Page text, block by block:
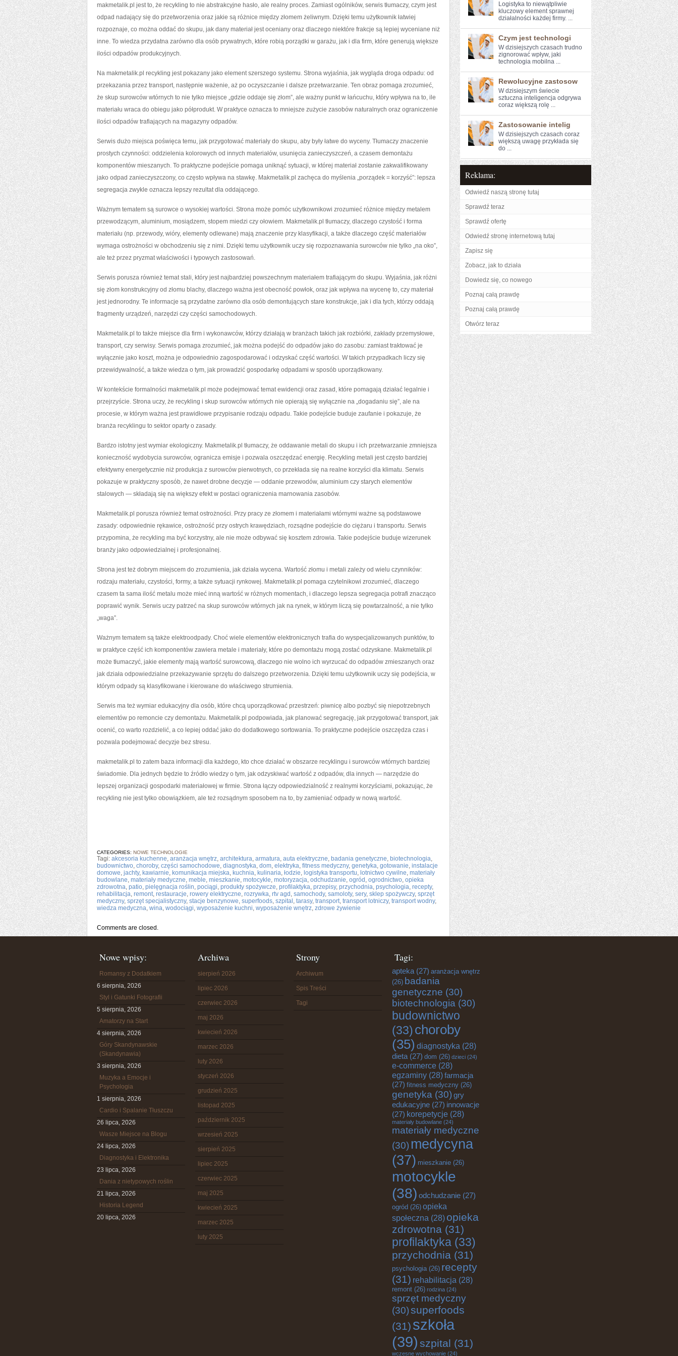
makmetalik.pl jest to, że recykling to nie abstrakcyjne hasło, ale realny proces. Zamiast ogólników, serwis tłumaczy, czym jest
odpad nadający się do przetworzenia oraz jakie są różnice między złomem żeliwnym. Dzięki temu użytkownik łatwiej
rozpoznaje, co można oddać do skupu, jak dany materiał jest oceniany oraz dlaczego niektóre frakcje są lepiej wyceniane niż
inne. To wiedza przydatna zarówno dla osób prywatnych, które robią porządki w garażu, jak i dla firm, które generują większe
ilości odpadów produkcyjnych.
Na makmetalik.pl recykling jest pokazany jako element szerszego systemu. Strona wyjaśnia, jak wygląda droga odpadu: od
przekazania przez transport, następnie ważenie, aż po oczyszczanie i dalsze przetwarzanie. Ten obraz pomaga zrozumieć,
że skup surowców wtórnych to nie tylko miejsce „gdzie oddaje się złom”, ale ważny punkt w łańcuchu, który wpływa na to, ile
materiału wraca do obiegu jako półprodukt. W praktyce oznacza to mniejsze zużycie zasobów naturalnych oraz ograniczenie
ilości odpadów trafiających na magazyny odpadów.
Serwis dużo miejsca poświęca temu, jak przygotować materiały do skupu, aby były łatwe do wyceny. Tłumaczy znaczenie
prostych czynności: oddzielenia kolorowych od innych materiałów, usunięcia zanieczyszczeń, a czasem demontażu
komponentów mieszanych. To praktyczne podejście pomaga uniknąć sytuacji, w której materiał zostanie zakwalifikowany
jako odpad zanieczyszczony, co często wpływa na stawkę. Makmetalik.pl zachęca do myślenia „porządek = korzyść”: lepsza
segregacja zwykle oznacza lepszy rezultat dla oddającego.
Ważnym tematem są surowce o wysokiej wartości. Strona może pomóc użytkownikowi zrozumieć różnice między metalem
przewodzącym, aluminium, mosiądzem, stopem miedzi czy ołowiem. Makmetalik.pl tłumaczy, dlaczego czystość i forma
materiału (np. przewody, wióry, elementy odlewane) mają znaczenie przy klasyfikacji, a także dlaczego część materiałów
wymaga ostrożności w obchodzeniu się z nimi. Dzięki temu użytkownik uczy się rozpoznawania surowców nie tylko „na oko”,
ale też przez pryzmat właściwości i typowych zastosowań.
Serwis porusza również temat stali, który jest najbardziej powszechnym materiałem trafiającym do skupu. Wyjaśnia, jak różni
się złom konstrukcyjny od złomu blachy, dlaczego ważna jest obecność powłok, oraz jak wpływa na wycenę to, czy materiał
jest jednorodny. Te informacje są przydatne zarówno dla osób demontujących stare konstrukcje, jak i dla tych, którzy oddają
fragmenty urządzeń, narzędzi czy części samochodowych.
Makmetalik.pl to także miejsce dla firm i wykonawców, którzy działają w branżach takich jak rozbiórki, zakłady przemysłowe,
transport, czy serwisy. Serwis pomaga zrozumieć, jak można podejść do odpadów jako do zasobu: zamiast traktować je
wyłącznie jako koszt, można je odpowiednio zagospodarować i odzyskać część wartości. W takich przypadkach liczy się
przewidywalność, a także wiedza o tym, jak prowadzić gospodarkę odpadami w sposób uporządkowany.
W kontekście formalności makmetalik.pl może podejmować temat ewidencji oraz zasad, które pomagają działać legalnie i
przejrzyście. Strona uczy, że recykling i skup surowców wtórnych nie opierają się wyłącznie na „dogadaniu się”, ale na
procesie, w którym ważna jest prawidłowe przypisanie rodzaju odpadu. Takie podejście buduje zaufanie i pokazuje, że
branża recyklingu to sektor oparty o zasady.
Bardzo istotny jest wymiar ekologiczny. Makmetalik.pl tłumaczy, że oddawanie metali do skupu i ich przetwarzanie zmniejsza
konieczność wydobycia surowców, ogranicza emisje i pozwala oszczędzać energię. Recykling metali jest często bardziej
efektywny energetycznie niż produkcja z surowców pierwotnych, co przekłada się na realne korzyści dla klimatu. Serwis
pokazuje w praktyczny sposób, że nawet drobne decyzje — oddanie przewodów, aluminium czy starych elementów
stalowych — składają się na większy efekt w postaci ograniczenia marnowania zasobów.
Makmetalik.pl porusza również temat ostrożności. Przy pracy ze złomem i materiałami wtórnymi ważne są podstawowe
zasady: odpowiednie rękawice, ostrożność przy ostrych krawędziach, rozsądne podejście do ciężaru i transportu. Serwis
przypomina, że recykling ma być korzystny, ale nie może odbywać się kosztem zdrowia. Takie podejście buduje wizerunek
branży jako odpowiedzialnej i profesjonalnej.
Strona jest też dobrym miejscem do zrozumienia, jak działa wycena. Wartość złomu i metali zależy od wielu czynników:
rodzaju materiału, czystości, formy, a także sytuacji rynkowej. Makmetalik.pl pomaga czytelnikowi zrozumieć, dlaczego
czasem ta sama ilość metalu może mieć inną wartość w różnych momentach, i dlaczego lepsza segregacja potrafi znacząco
poprawić wynik. Serwis uczy patrzeć na skup surowców wtórnych jak na rynek, w którym liczą się powtarzalność, a nie tylko
„waga”.
Ważnym tematem są także elektroodpady. Choć wiele elementów elektronicznych trafia do wyspecjalizowanych punktów, to
w praktyce część ich komponentów zawiera metale i materiały, które po demontażu mogą zostać odzyskane. Makmetalik.pl
może tłumaczyć, jakie elementy mają wartość surowcową, dlaczego nie wolno ich wyrzucać do odpadów zmieszanych oraz
jak działa odpowiedzialne przekazywanie sprzętu do dalszego przetworzenia. Dzięki temu użytkownik uczy się podejścia, w
którym odpady są klasyfikowane i kierowane do właściwego strumienia.
Serwis ma też wymiar edukacyjny dla osób, które chcą uporządkować przestrzeń: piwnicę albo pozbyć się niepotrzebnych
elementów po remoncie czy demontażu. Makmetalik.pl podpowiada, jak planować segregację, jak przygotować transport, jak
ocenić, co warto rozdzielić, a co lepiej oddać jako do dodatkowego sortowania. To praktyczne podejście oszczędza czas i
pozwala podejmować decyzje bez stresu.
makmetalik.pl to zatem baza informacji dla każdego, kto chce działać w obszarze recyklingu i surowców wtórnych bardziej
świadomie. Dla jednych będzie to źródło wiedzy o tym, jak odzyskiwać wartość z odpadów, dla innych — narzędzie do
lepszej organizacji gospodarki materiałowej w firmie. Strona łączy odpowiedzialność z realnymi korzyściami, pokazując, że
recykling nie jest tylko obowiązkiem, ale też rozsądnym sposobem na to, by zamieniać odpady w nową wartość.
CATEGORIES: NOWE TECHNOLOGIE
Tagi: akcesoria kuchenne, aranżacja wnętrz, architektura, armatura, auta elektryczne, badania genetyczne, biotechnologia,
budownictwo, choroby, części samochodowe, diagnostyka, dom, elektryka, fitness medyczny, genetyka, gotowanie, instalacje
domowe, jachty, kawiarnie, komunikacja miejska, kuchnia, kulinaria, łodzie, logistyka transportu, lotnictwo cywilne, materiały
budowlane, materiały medyczne, meble, mieszkanie, motocykle, motoryzacja, odchudzanie, ogród , ogrodnictwo, opieka
zdrowotna, patio, pielęgnacja roślin, pociągi, produkty spożywcze, profilaktyka, przepisy, przychodnia, psychologia, recepty,
rehabilitacja, remont, restauracje, rowery elektryczne, rozrywka, rtv agd , samochody, samoloty, sery, sklep spożywczy, sprzęt
medyczny, sprzęt specjalistyczny, stacje benzynowe, superfoods, szpital , tarasy, transport, transport lotniczy, transport wodny,
wiedza medyczna, wina, wodociągi, wyposażenie kuchni, wyposażenie wnętrz, zdrowe żywienie
Comments are closed.
Logistyka to niewątpliwie
kluczowy element sprawnej
działalności każdej firmy. ...
Czym jest technologi
W dzisiejszych czasach‍ trudno
zignorować wpływ,‍ jaki‌
technologia mobilna ...
Rewolucyjne zastosow
W dzisiejszym świecie
sztuczna inteligencja‌ odgrywa
coraz większą​ rolę ...
Zastosowanie intelig
W dzisiejszych czasach coraz
‍większą​ uwagę ⁣przykłada się
do ...
Reklama:
Odwiedź naszą stronę tutaj
Sprawdź teraz
Sprawdź ofertę
Odwiedź stronę internetową tutaj
Zapisz się
Zobacz, jak to działa
Dowiedz się, co nowego
Poznaj całą prawdę
Poznaj całą prawdę
Otwórz teraz
Nowe wpisy:
Romansy z Dodatkiem
6 sierpnia, 2026
Styl i Gatunki Fotografii
5 sierpnia, 2026
Amatorzy na Start
4 sierpnia, 2026
Góry Skandynawskie
(Skandynawia)
3 sierpnia, 2026
Muzyka a Emocje i
Psychologia
1 sierpnia, 2026
Cardio i Spalanie Tłuszczu
26 lipca, 2026
Wasze Miejsce na Blogu
24 lipca, 2026
Diagnostyka i Elektronika
23 lipca, 2026
Dania z nietypowych roślin
21 lipca, 2026
Historia Legend
20 lipca, 2026
Archiwa
sierpień 2026
lipiec 2026
czerwiec 2026
maj 2026
kwiecień 2026
marzec 2026
luty 2026
styczeń 2026
grudzień 2025
listopad 2025
październik 2025
wrzesień 2025
sierpień 2025
lipiec 2025
czerwiec 2025
maj 2025
kwiecień 2025
marzec 2025
luty 2025
Strony
Archiwum
Spis Treści
Tagi
Tagi:
apteka (27) aranżacja wnętrz
(26) badania
genetyczne (30)
biotechnologia (30)
budownictwo
(33)choroby
(35) diagnostyka (28)
dieta (27) dom (26) dzieci (24)
e-commerce (28)
egzaminy (28)farmacja
(27) fitness medyczny (26)
genetyka (30) gry
edukacyjne (27) innowacje
(27) korepetycje (28)
materiały budowlane (24)
materiały medyczne
(30) medycyna
(37) mieszkanie (26)
motocykle
(38) odchudzanie (27)
ogród (26) opieka
społeczna (28) opieka
zdrowotna (31)
profilaktyka (33)
przychodnia (31)
psychologia(26) recepty
(31) rehabilitacja (28)
remont (26) rodzina (24)
sprzęt medyczny
(30)superfoods
(31) szkoła
(39) szpital (31)
wczesne wychowanie (24)